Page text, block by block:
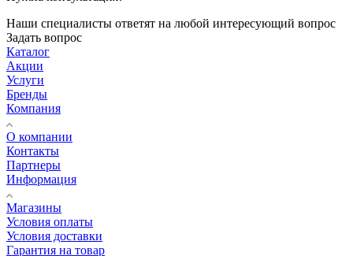
Наши специалисты ответят на любой интересующий вопрос
Задать вопрос
Каталог
Акции
Услуги
Бренды
Компания
О компании
Контакты
Партнеры
Информация
Магазины
Условия оплаты
Условия доставки
Гарантия на товар